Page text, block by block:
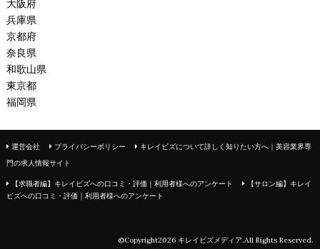
大阪府
兵庫県
京都府
奈良県
和歌山県
東京都
福岡県
運営会社 プライバシーポリシー キレイビズについて詳しく知りたい方へ｜美容業界専
門の求人情報サイト
【求職者編】キレイビズへの口コミ・評価｜利用者様へのアンケート
【サロン編】キレイ
ビズへの口コミ・評価｜利用者様へのアンケート
©Copyright2026 キレイビズメディア.All Rights Reserved.